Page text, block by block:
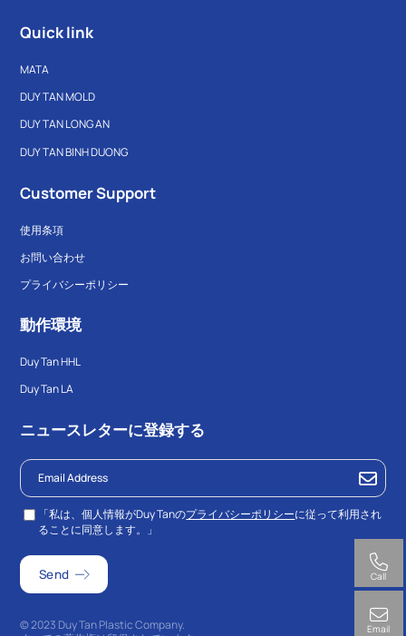
Quick link
MATA
DUY TAN MOLD
DUY TAN LONG AN
DUY TAN BINH DUONG
Customer Support
使用条項
お問い合わせ
プライバシーポリシー
動作環境
Duy Tan HHL
Duy Tan LA
ニュースレターに登録する
「私は、個人情報がDuy Tanのプライバシーポリシーに従って利用され
ることに同意します。」
© 2023 Duy Tan Plastic Company.
Call
Email